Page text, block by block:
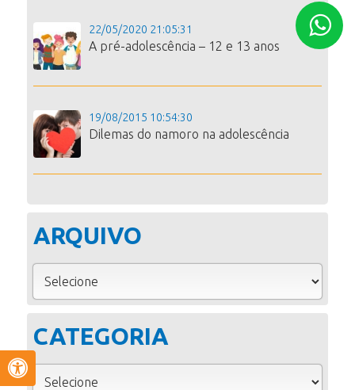
22/05/2020 21:05:31
A pré-adolescência – 12 e 13 anos
19/08/2015 10:54:30
Dilemas do namoro na adolescência
ARQUIVO
CATEGORIA